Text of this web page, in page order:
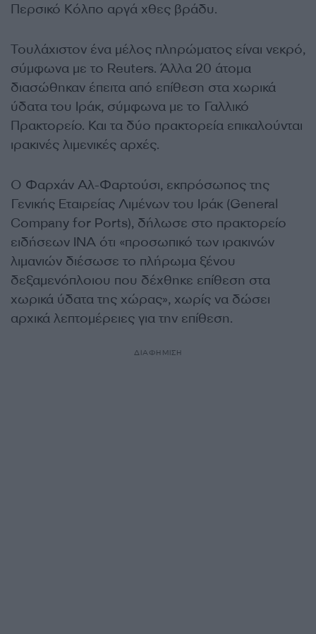
Περσικό Κόλπο αργά χθες βράδυ.
Τουλάχιστον ένα μέλος πληρώματος είναι νεκρό,
σύμφωνα με το Reuters. Άλλα 20 άτομα
διασώθηκαν έπειτα από επίθεση στα χωρικά
ύδατα του Ιράκ, σύμφωνα με το Γαλλικό
Πρακτορείο. Και τα δύο πρακτορεία επικαλούνται
ιρακινές λιμενικές αρχές.
Ο Φαρχάν Αλ-Φαρτούσι, εκπρόσωπος της
Γενικής Εταιρείας Λιμένων του Ιράκ (General
Company for Ports), δήλωσε στο πρακτορείο
ειδήσεων INA ότι «προσωπικό των ιρακινών
λιμανιών διέσωσε το πλήρωμα ξένου
δεξαμενόπλοιου που δέχθηκε επίθεση στα
χωρικά ύδατα της χώρας», χωρίς να δώσει
αρχικά λεπτομέρειες για την επίθεση.
ΔΙΑΦΗΜΙΣΗ